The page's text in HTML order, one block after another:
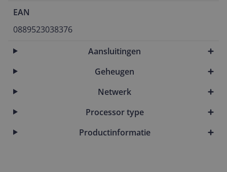
EAN
0889523038376
Aansluitingen
Geheugen
Netwerk
Processor type
Productinformatie